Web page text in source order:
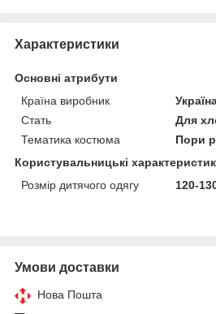
Характеристики
Основні атрибути
Країна виробник
Стать
Для
Тематика костюма
Пори
Користувальницькі
Розмір дитячого одягу
120-
Умови доставки
Нова Пошта